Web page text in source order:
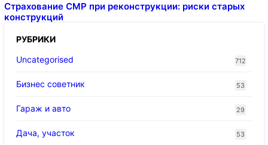
Страхование СМР при реконструкции: риски старых
конструкций
РУБРИКИ
Uncategorised
712
Бизнес советник 53
Гараж и авто 29
Дача, участок 53